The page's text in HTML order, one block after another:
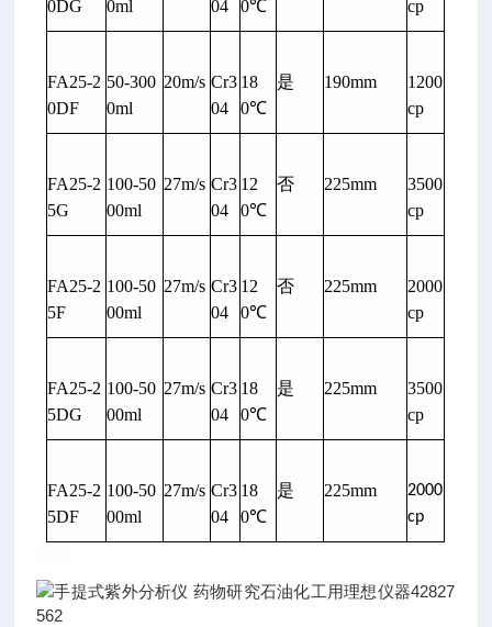
0DG
0ml
04
0℃
cp
FA25-2
0DF
50-300
0ml
20m/s Cr3
04
18
0℃
是 190mm
1200
cp
FA25-2
5G
100-50
00ml
27m/s Cr3
04
12
0℃
否 225mm
3500
cp
FA25-2
5F
100-50
00ml
27m/s Cr3
04
12
0℃
否 225mm
2000
cp
FA25-2
5DG
100-50
00ml
27m/s Cr3
04
18
0℃
是 225mm
3500
cp
FA25-2
5DF
100-50
00ml
27m/s Cr3
04
18
0℃
是 225mm
2000
cp